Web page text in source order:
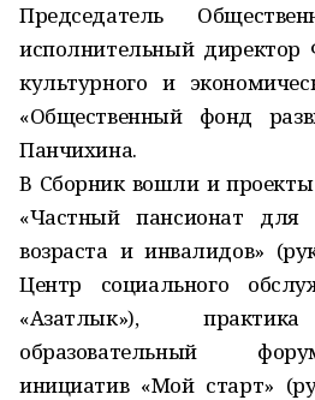
Председатель
исполнительный директор
культурного и
«Общественный фонд
Панчихина.
В Сборник вошли и проекты
«Частный пансионат для
возраста и инвалидов»
Центр социального
«Азатлык»),
образовательный
инициатив «Мой старт»